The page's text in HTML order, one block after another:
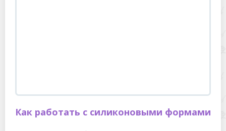
Как работать с силиконовыми формами